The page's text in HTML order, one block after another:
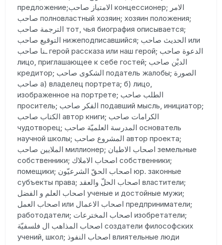
предложение;الامتياز صاحب концессионер; الامر
صاحب полновластный хозяин; хозяин положения;
الترجمة صاحب тот, чья биография описывается;
التوقيع صاحب нижеподписавшийся; الحديث صاحب или
ـنا صاحب герой рассказа или наш герой; الدعوة صاحب
лицо, приглашающее к себе гостей; الديْن صاحب
кредитор; الشكوى صاحب податель жалобы; الصورة
صاحب а) владелец портрета; б) лицо,
изображенное на портрете; الطلب صاحب
проситель; الفكر صاحب подавший мысль, инициатор;
الكتاب صاحب автор книги; الكرامات صاحب
чудотворец; المدرسة العلميّة صاحب основатель
научной школы; المشروع صاحب автор проекта;
الملايين صاحب миллионер; اصحاب الاطيان земельные
собственники; اصحاب الاملاك собственники;
помещики; اصحاب الحقّ الشرعيّون юр. законные
субъекты права; اصحاب الحلّ والعقد властители;
اصحاب العلم و الفضل ученые и достойные мужи;
اصحاب العمل или اصحاب الاعمال предприниматели;
работодатели; اصحاب المخترعات изобретатели;
اصحاب المذاهب ال فلسفيّة создатели философских
учений, школ; اصحاب النفوذ влиятельные люди